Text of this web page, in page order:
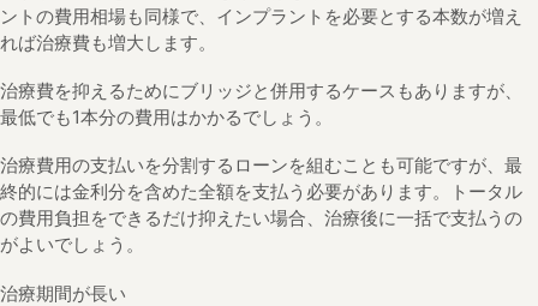
ントの費用相場も同様で、インプラントを必要とする本数が増え
れば治療費も増大します。
治療費を抑えるためにブリッジと併用するケースもありますが、
最低でも1本分の費用はかかるでしょう。
治療費用の支払いを分割するローンを組むことも可能ですが、最
終的には金利分を含めた全額を支払う必要があります。トータル
の費用負担をできるだけ抑えたい場合、治療後に一括で支払うの
がよいでしょう。
治療期間が長い